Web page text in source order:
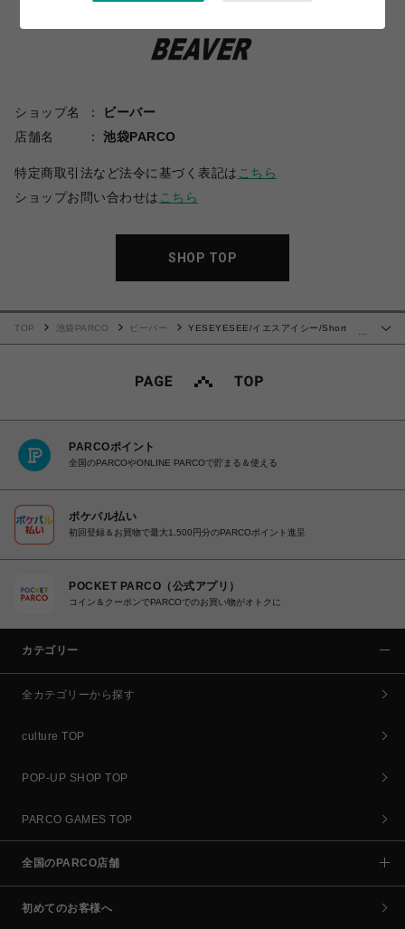
ショップ名
ビーバー
店舗名
池袋PARCO
特定商取引法など法令に基づく表記は こちら
ショップお問い合わせは こちら
SHOP TOP
TOP 池袋PARCO ビーバー
YESEYESEE/イエスアイシー/Short
PARCOポイント
全国のPARCOやONLINE PARCOで貯まる＆使える
ポケパル払い
初回登録＆お買物で最大1,500円分のPARCOポイント進呈
POCKET PARCO（公式アプリ）
コイン＆クーポンでPARCOでのお買い物がオトクに
カテゴリー
全カテゴリーから探す
culture TOP
POP-UP SHOP TOP
PARCO GAMES TOP
全国のPARCO店舗
初めてのお客様へ